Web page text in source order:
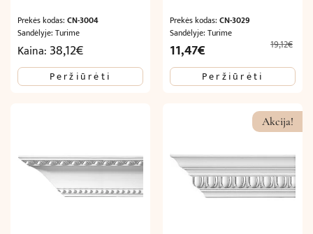
Prekės kodas: CN-3004
Sandėlyje: Turime
Kaina: 38,12€
Peržiūrėti
Prekės kodas:CN-3029
Sandėlyje: Turime
19,12€
Original
price
was:
11,47€
price
is:
Peržiūrėti
Akcija!